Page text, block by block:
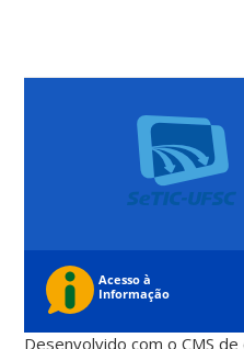
Desenvolvido com o CMS